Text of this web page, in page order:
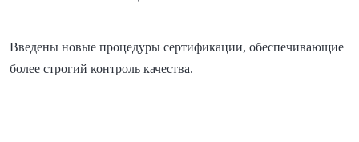
Введены новые процедуры сертификации, обеспечивающие
более строгий контроль качества.